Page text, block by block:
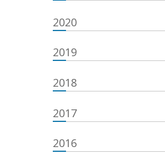
2020
2019
2018
2017
2016